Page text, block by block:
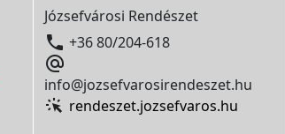
Józsefvárosi Rendészet
 +36 80/204-618

info@jozsefvarosirendeszet.hu
rendeszet.jozsefvaros.hu